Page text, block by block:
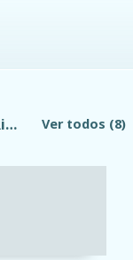
Gestores comunitarios en Riobamba Ver todos (8)